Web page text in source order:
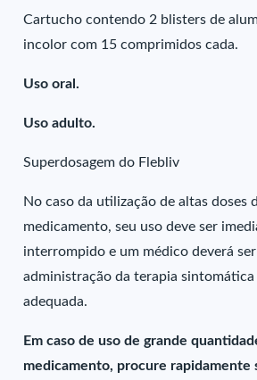
Cartucho contendo 2 blisters de
incolor com 15 comprimidos cada.
Uso oral.
Uso adulto.
Superdosagem do Flebliv
No caso da utilização de altas doses
medicamento, seu uso deve ser
interrompido e um médico deverá
administração da terapia
adequada.
Em caso de uso de grande
medicamento, procure rapidamente